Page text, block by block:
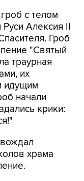
с телом
Алексия II
Гроб
"Святый
траурная
их
идущим
начали
крики:
храма